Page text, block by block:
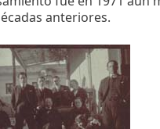
anteriores.